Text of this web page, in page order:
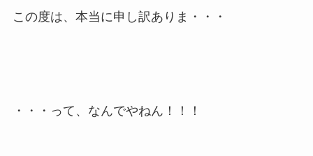
この度は、本当に申し訳ありま・・・
・・・って、なんでやねん！！！